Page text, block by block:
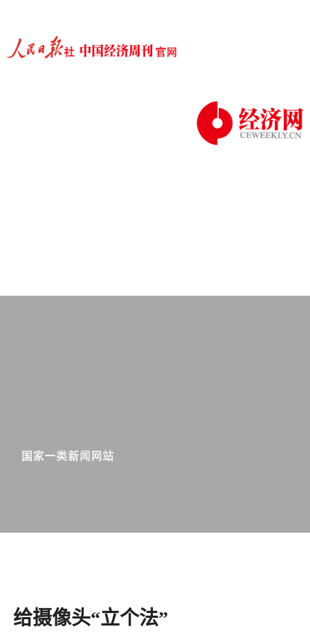
给摄像头“立个法”